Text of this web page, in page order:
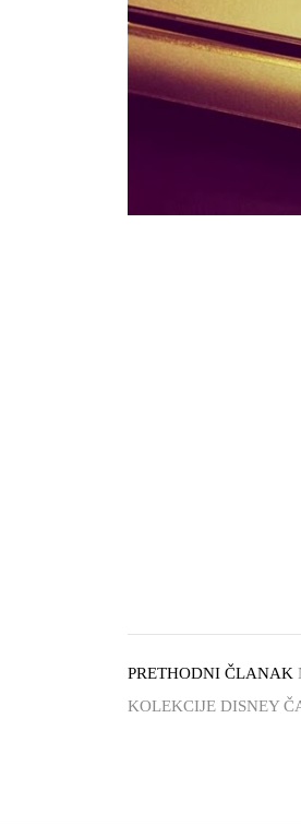
PRETHODNI ČLANAK
KOLEKCIJE DISNEY